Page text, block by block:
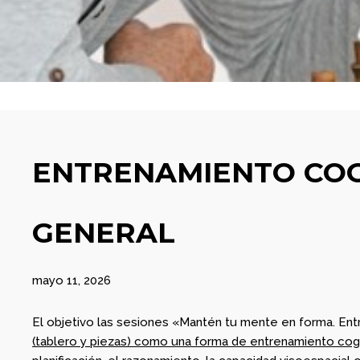
2026
COMUNIDAD
AJEDREZ CON
CABEZA. BUEN
VERANO Y
¡HASTA
SEPTIEMBRE!
1
4
2026
INICIACIÓN PARA
ADULTOS -CURSO
DE AJEDREZ
ENTRENAMIENTO
GENERAL
mayo 11, 2026
El objetivo las sesiones «Mantén tu mente en forma.
(tablero y piezas) como una forma de entrenamiento